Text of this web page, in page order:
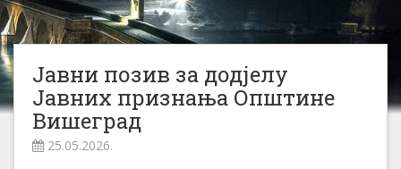
Јавни позив за додјелу
Јавних признања Општине
Вишеград
25.05.2026.